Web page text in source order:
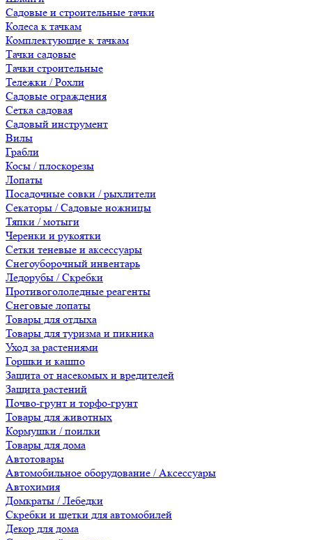
Садовые и строительные тачки
Колеса к тачкам
Комплектующие к тачкам
Тачки садовые
Тачки строительные
Тележки / Рохли
Садовые ограждения
Сетка садовая
Садовый инструмент
Вилы
Грабли
Косы / плоскорезы
Лопаты
Посадочные совки / рыхлители
Секаторы / Садовые ножницы
Тяпки / мотыги
Черенки и рукоятки
Сетки теневые и аксессуары
Снегоуборочный инвентарь
Ледорубы / Скребки
Противогололедные реагенты
Снеговые лопаты
Товары для отдыха
Товары для туризма и пикника
Уход за растениями
Горшки и кашпо
Защита от насекомых и вредителей
Защита растений
Почво-грунт и торфо-грунт
Товары для животных
Кормушки / поилки
Товары для дома
Автотовары
Автомобильное оборудование / Аксессуары
Автохимия
Домкраты / Лебедки
Скребки и щетки для автомобилей
Декор для дома